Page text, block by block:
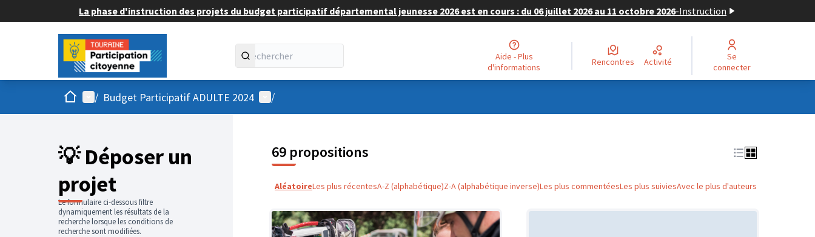
La phase d'instruction des projets du budget participatif départemental jeunesse 2026 est en cours : du 06 juillet 2026 au 11 octobre 2026-Instruction
Aide - Plus
d'informations
Rencontres Activité
Se
connecter
AccueilMenu principal
/ Budget Participatif ADULTE 2024 Menu utilisateur
/
💡 Déposer un
projet
Le formulaire ci-dessous filtre
dynamiquement les résultats de la
recherche lorsque les conditions de
recherche sont modifiées.
69 propositions
AléatoireLes plus récentesA-Z (alphabétique)Z-A (alphabétique inverse)Les plus commentéesLes plus suiviesAvec le plus d'auteurs